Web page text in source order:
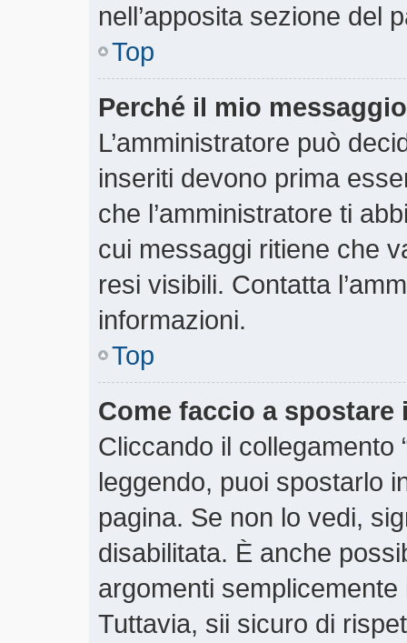
nell’apposita sezione del
Top
Perché il mio
L’amministratore può
inseriti devono prima
che l’amministratore ti
cui messaggi ritiene che
resi visibili. Contatta
informazioni.
Top
Come faccio a
Cliccando il collegamento
leggendo, puoi spostarlo
pagina. Se non lo vedi,
disabilitata. È anche
argomenti
Tuttavia, sii sicuro di